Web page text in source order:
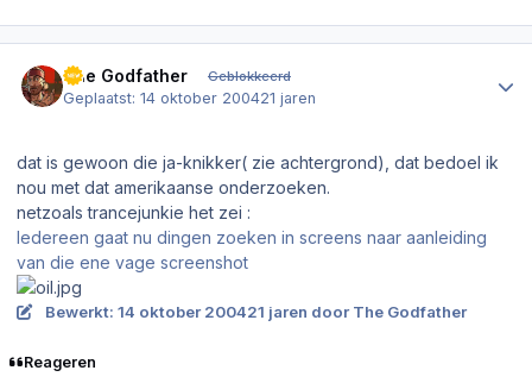
The Godfather Geblokkeerd
Geplaatst:14 oktober 200421 jaren
dat is gewoon die ja-knikker( zie achtergrond), dat bedoel ik
nou met dat amerikaanse onderzoeken.
netzoals trancejunkie het zei :
Iedereen gaat nu dingen zoeken in screens naar aanleiding
van die ene vage screenshot
Bewerkt: 14 oktober 200421 jaren door The Godfather
Reageren